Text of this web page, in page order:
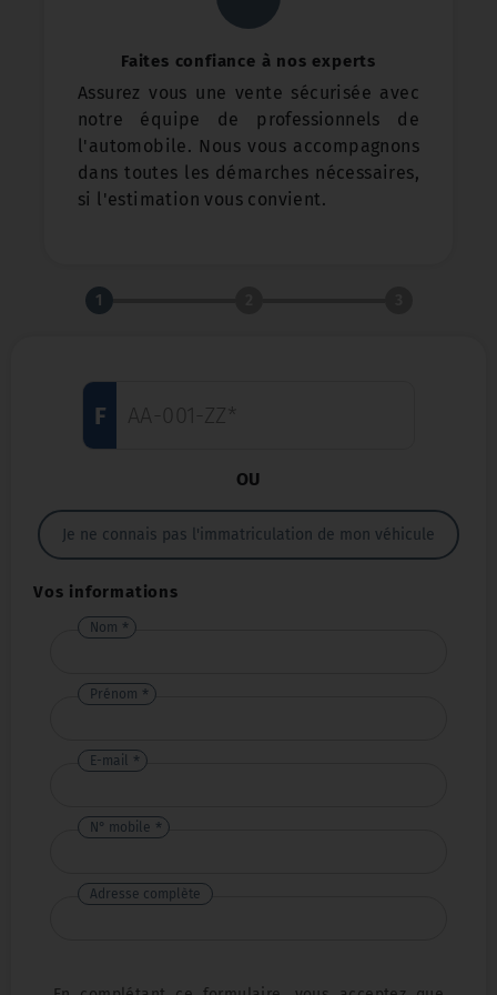
Faites confiance à nos experts
Assurez vous une vente sécurisée avec
notre équipe de professionnels de
l'automobile. Nous vous accompagnons
dans toutes les démarches nécessaires,
si l'estimation vous convient.
1
F
OU
Je ne connais pas l'immatriculation de mon véhicule
Vos informations
Nom
Prénom
E-mail
N° mobile
Adresse complète